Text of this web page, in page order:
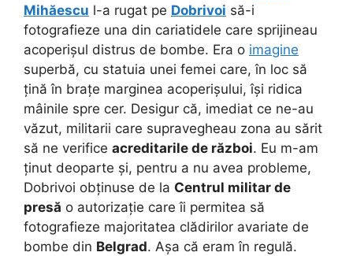
Mihăescu l-a rugat pe Dobrivoi să-i
fotografieze una din cariatidele care sprijineau
acoperișul distrus de bombe. Era o imagine
superbă, cu statuia unei femei care, în loc să
țină în brațe marginea acoperișului, își ridica
mâinile spre cer. Desigur că, imediat ce ne-au
văzut, militarii care supravegheau zona au sărit
să ne verifice acreditarile de război. Eu m-am
ținut deoparte și, pentru a nu avea probleme,
Dobrivoi obținuse de la Centrul militar de
presă o autorizație care îi permitea să
fotografieze majoritatea clădirilor avariate de
bombe din Belgrad. Așa că eram în regulă.